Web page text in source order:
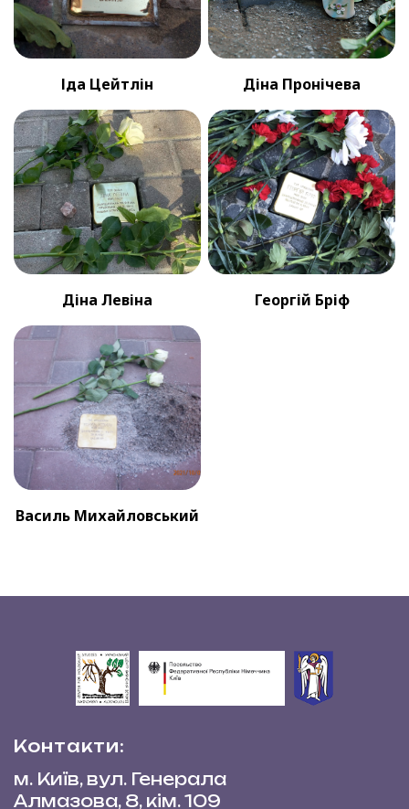
Іда Цейтлін Діна Пронічева
Діна Левіна Георгій Бріф
Василь Михайловський
Контакти:
м. Київ, вул. Генерала
Алмазова, 8, кім. 109